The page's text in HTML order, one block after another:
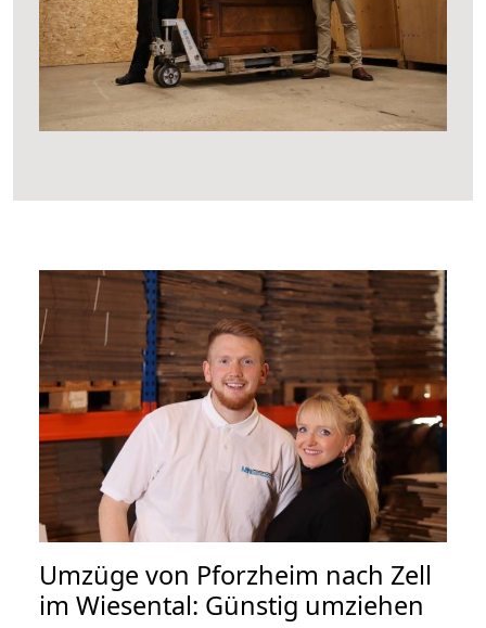
Umzüge von Pforzheim nach Zell
im Wiesental: Günstig umziehen